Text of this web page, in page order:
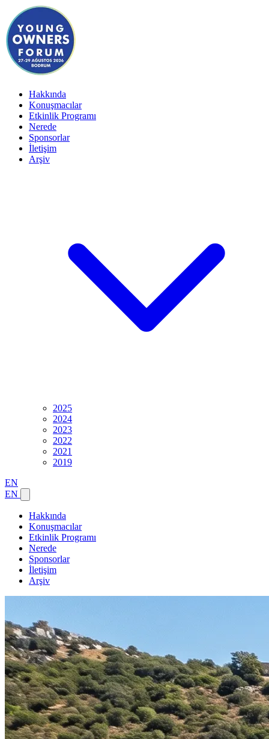
Hakkında
Konuşmacılar
Etkinlik Programı
Nerede
Sponsorlar
İletişim
Arşiv
2025
2024
2023
2022
2021
2019
EN
EN
Hakkında
Konuşmacılar
Etkinlik Programı
Nerede
Sponsorlar
İletişim
Arşiv